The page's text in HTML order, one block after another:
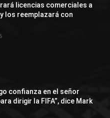
licencias comerciales a
los reemplazará con
confianza en el señor
dirigir la FIFA”, dice Mark